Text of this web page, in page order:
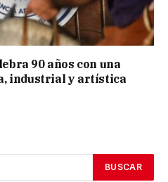
90 años con una
industrial y artística